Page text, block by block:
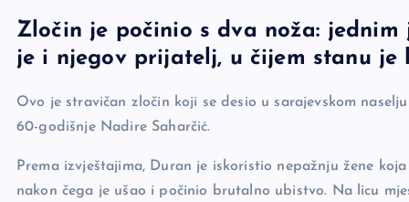
c
e
b
o
k
p
y
Li
n
k
se
n
g
er
er ar
e
Zločin je počinio s dva noža:
je i njegov prijatelj, u čijem stanu je
Ovo je stravičan zločin koji se desio u sarajevskom
60-godišnje Nadire Saharčić.
Prema izvještajima, Duran je iskoristio nepažnju žene
nakon čega je ušao i počinio brutalno ubistvo. Na licu